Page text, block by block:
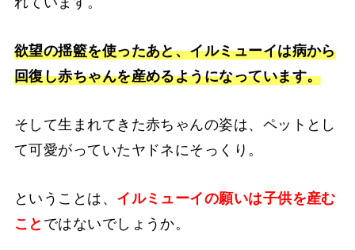
欲望の揺籃を使ったあと、イルミューイは病から
回復し赤ちゃんを産めるようになっています。
そして生まれてきた赤ちゃんの姿は、ペットとし
て可愛がっていたヤドネにそっくり。
ということは、 イルミューイの願いは子供を産む
こと ではないでしょうか。